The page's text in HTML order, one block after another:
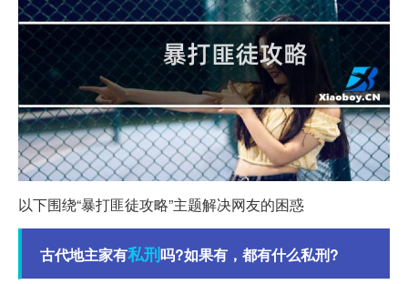
以下围绕“暴打匪徒攻略”主题解决网友的困惑
古代地主家有私刑吗?如果有，都有什么私刑?